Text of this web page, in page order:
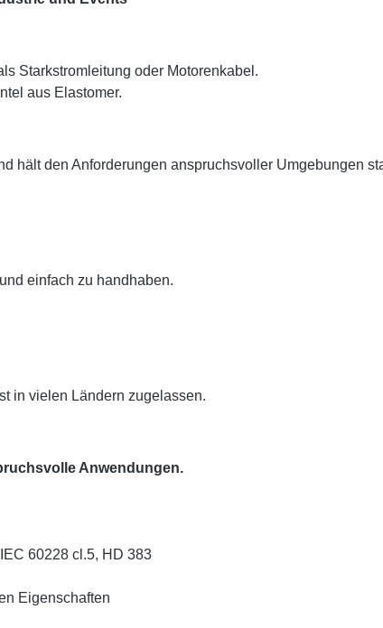
Starkstromleitung oder Motorenkabel.
aus Elastomer.
hält den Anforderungen anspruchsvoller Umgebungen
einfach zu handhaben.
in vielen Ländern zugelassen.
Anwendungen.
60228 cl.5, HD 383
Eigenschaften